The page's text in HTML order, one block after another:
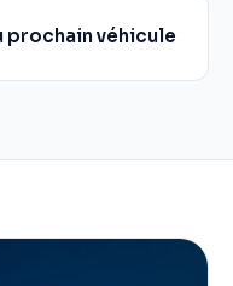
prochain véhicule